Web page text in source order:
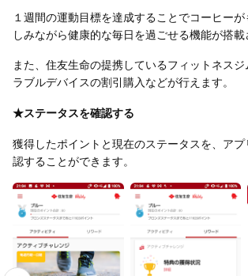
１週間の運動目標を達成することでコーヒー
しみながら健康的な毎日を過ごせる機能が搭載
また、住友生命の提携しているフィットネス
ラブルデバイスの割引購入などが行えます。
★ステータスを確認する
獲得したポイントと現在のステータスを、ア
認することができます。